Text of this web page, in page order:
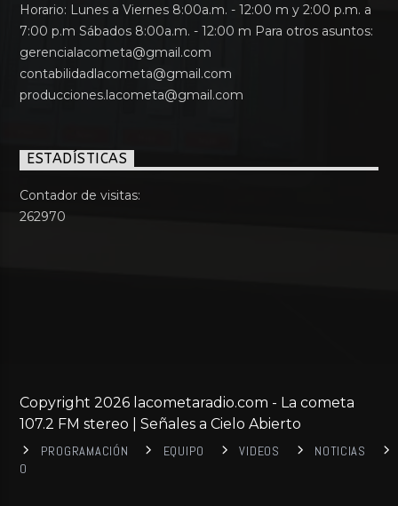
Horario: Lunes a Viernes 8:00a.m. - 12:00 m y 2:00 p.m. a
7:00 p.m Sábados 8:00a.m. - 12:00 m Para otros asuntos:
gerencialacometa@gmail.com
contabilidadlacometa@gmail.com
producciones.lacometa@gmail.com
ESTADÍSTICAS
Contador de visitas:
262970
Copyright 2026 lacometaradio.com - La cometa
107.2 FM stereo | Señales a Cielo Abierto
PROGRAMACIÓN EQUIPO VIDEOS
NOTICIAS
0